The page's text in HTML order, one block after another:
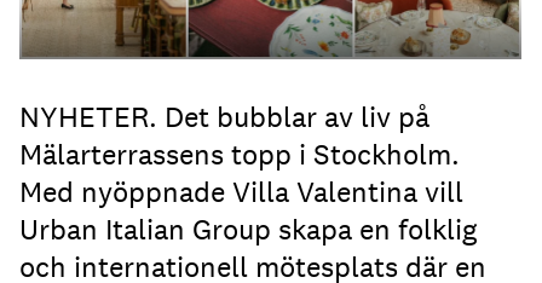
NYHETER. Det bubblar av liv på
Mälarterrassens topp i Stockholm.
Med nyöppnade Villa Valentina vill
Urban Italian Group skapa en folklig
och internationell mötesplats där en